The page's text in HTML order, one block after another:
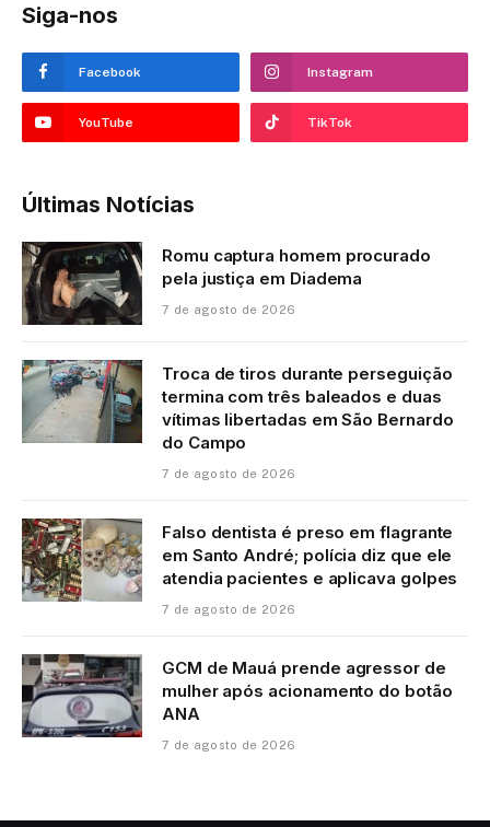
Siga-nos
Facebook Instagram
YouTube TikTok
Últimas Notícias
Romu captura homem procurado
pela justiça em Diadema
7 de agosto de 2026
Troca de tiros durante perseguição
termina com três baleados e duas
vítimas libertadas em São Bernardo
do Campo
7 de agosto de 2026
Falso dentista é preso em flagrante
em Santo André; polícia diz que ele
atendia pacientes e aplicava golpes
7 de agosto de 2026
GCM de Mauá prende agressor de
mulher após acionamento do botão
ANA
7 de agosto de 2026